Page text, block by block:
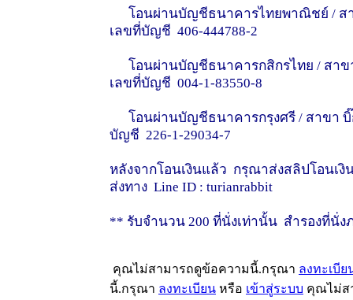
โอนผ่านบัญชีธนาคารไทยพาณิชย์ / ส
เลขที่บัญชี 406-444788-2
โอนผ่านบัญชีธนาคารกสิกรไทย / สาข
เลขที่บัญชี 004-1-83550-8
โอนผ่านบัญชีธนาคารกรุงศรี / สาขา บิ๊
บัญชี 226-1-29034-7
หลังจากโอนเงินแล้ว กรุณาส่งสลิปโอนเงิ
ส่งทาง Line ID : turianrabbit
** รับจำนวน 200 ที่นั่งเท่านั้น สำรองที่นั่ง
คุณไม่สามารถดูข้อความนี้.กรุณา ลงทะเบีย
นี้.กรุณา ลงทะเบียน หรือ เข้าสู่ระบบ คุณไม่ส